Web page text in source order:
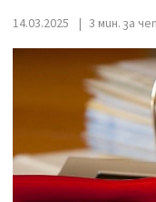
14.03.2025 3 мин. за